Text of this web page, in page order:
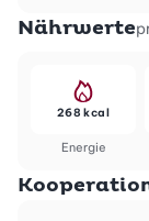
Nährwerte
Energie
268 kcal